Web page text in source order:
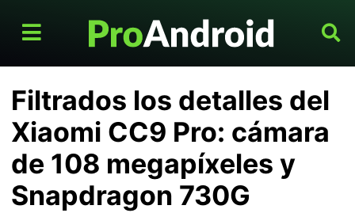
Filtrados los detalles del
Xiaomi CC9 Pro: cámara
de 108 megapíxeles y
Snapdragon 730G